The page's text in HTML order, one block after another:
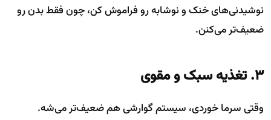
نوشیدنی‌های خنک و نوشابه رو فراموش کن، چون فقط بدن رو
ضعیف‌تر می‌کنن.
۳. تغذیه سبک و مقوی
وقتی سرما خوردی، سیستم گوارشی هم ضعیف‌تر می‌شه.